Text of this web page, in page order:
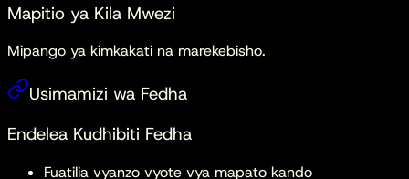
Mapitio ya Kila Mwezi
Mipango ya kimkakati na marekebisho.
Usimamizi wa Fedha
Endelea Kudhibiti Fedha
Fuatilia vyanzo vyote vya mapato kando